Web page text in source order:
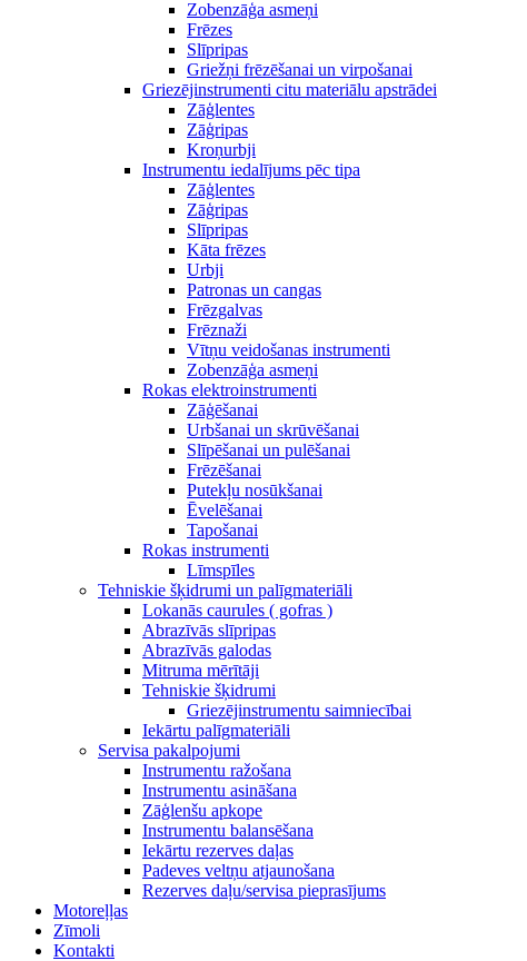
Zobenzāģa asmeņi
Frēzes
Slīpripas
Griežņi frēzēšanai un virpošanai
Griezējinstrumenti citu materiālu apstrādei
Zāģlentes
Zāģripas
Kroņurbji
Instrumentu iedalījums pēc tipa
Zāģlentes
Zāģripas
Slīpripas
Kāta frēzes
Urbji
Patronas un cangas
Frēzgalvas
Frēznaži
Vītņu veidošanas instrumenti
Zobenzāģa asmeņi
Rokas elektroinstrumenti
Zāģēšanai
Urbšanai un skrūvēšanai
Slīpēšanai un pulēšanai
Frēzēšanai
Putekļu nosūkšanai
Ēvelēšanai
Tapošanai
Rokas instrumenti
Līmspīles
Tehniskie šķidrumi un palīgmateriāli
Lokanās caurules ( gofras )
Abrazīvās slīpripas
Abrazīvās galodas
Mitruma mērītāji
Tehniskie šķidrumi
Griezējinstrumentu saimniecībai
Iekārtu palīgmateriāli
Servisa pakalpojumi
Instrumentu ražošana
Instrumentu asināšana
Zāģlenšu apkope
Instrumentu balansēšana
Iekārtu rezerves daļas
Padeves veltņu atjaunošana
Rezerves daļu/servisa pieprasījums
Motoreļļas
Zīmoli
Kontakti